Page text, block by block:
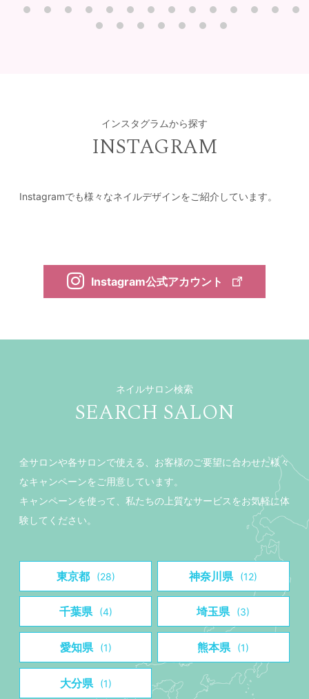
インスタグラムから探す
INSTAGRAM
Instagramでも様々なネイルデザインをご紹介しています。
Instagram公式アカウント
ネイルサロン検索
SEARCH SALON
全サロンや各サロンで使える、お客様のご要望に合わせた様々
なキャンペーンをご用意しています。
キャンペーンを使って、私たちの上質なサービスをお気軽に体
験してください。
東京都 (28) 神奈川県 (12)
千葉県 (4) 埼玉県 (3)
愛知県 (1) 熊本県 (1)
大分県 (1)